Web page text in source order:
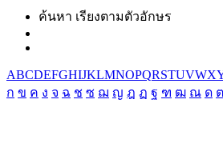
ค้นหา เรียงตามตัวอักษร
ABCDEFGHIJKLMNOPQRSTUVWX
ก ข ค ง จ ฉ ช ซ ฌ ญ ฎ ฏ ฐ ฑ ฒ ณ ด ต